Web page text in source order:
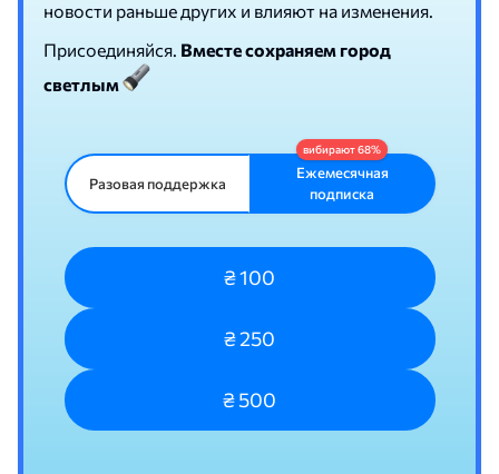
новости раньше других и влияют на изменения.
Присоединяйся. Вместе сохраняем город
светлым
Разовая поддержка
Ежемесячная
подписка
₴ 100
₴ 250
₴ 500